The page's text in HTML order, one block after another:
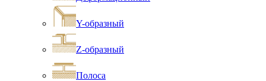
Y-образный
Z-образный
Полоса